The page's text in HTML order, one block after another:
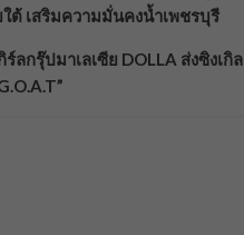
ต้ เสริมความมั่นคงน้ำเพชรบุรี
ร์ลกรุ๊ปมาเลเซีย DOLLA ส่งซิงเกิล